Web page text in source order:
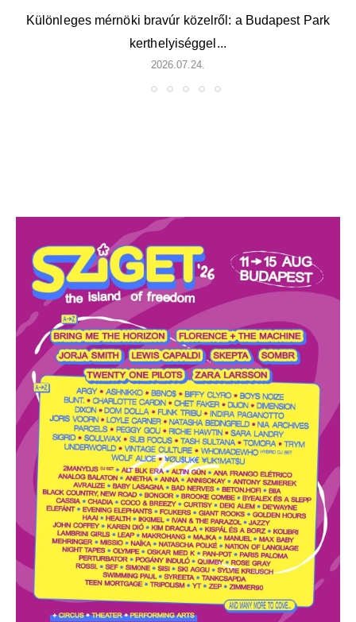
Különleges mérnöki bravúr közelről: a Budapest Park
kerthelyiséggel...
2026.07.24.